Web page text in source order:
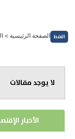
المحتوى
النفط الصفحة الرئيسية >
لا يوجد مقالات
الأخبار